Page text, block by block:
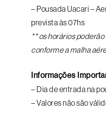
– Pousada Uacari –
prevista às 07hs
** os horários
conforme a malha
Informações
– Dia de entrada na
– Valores não são